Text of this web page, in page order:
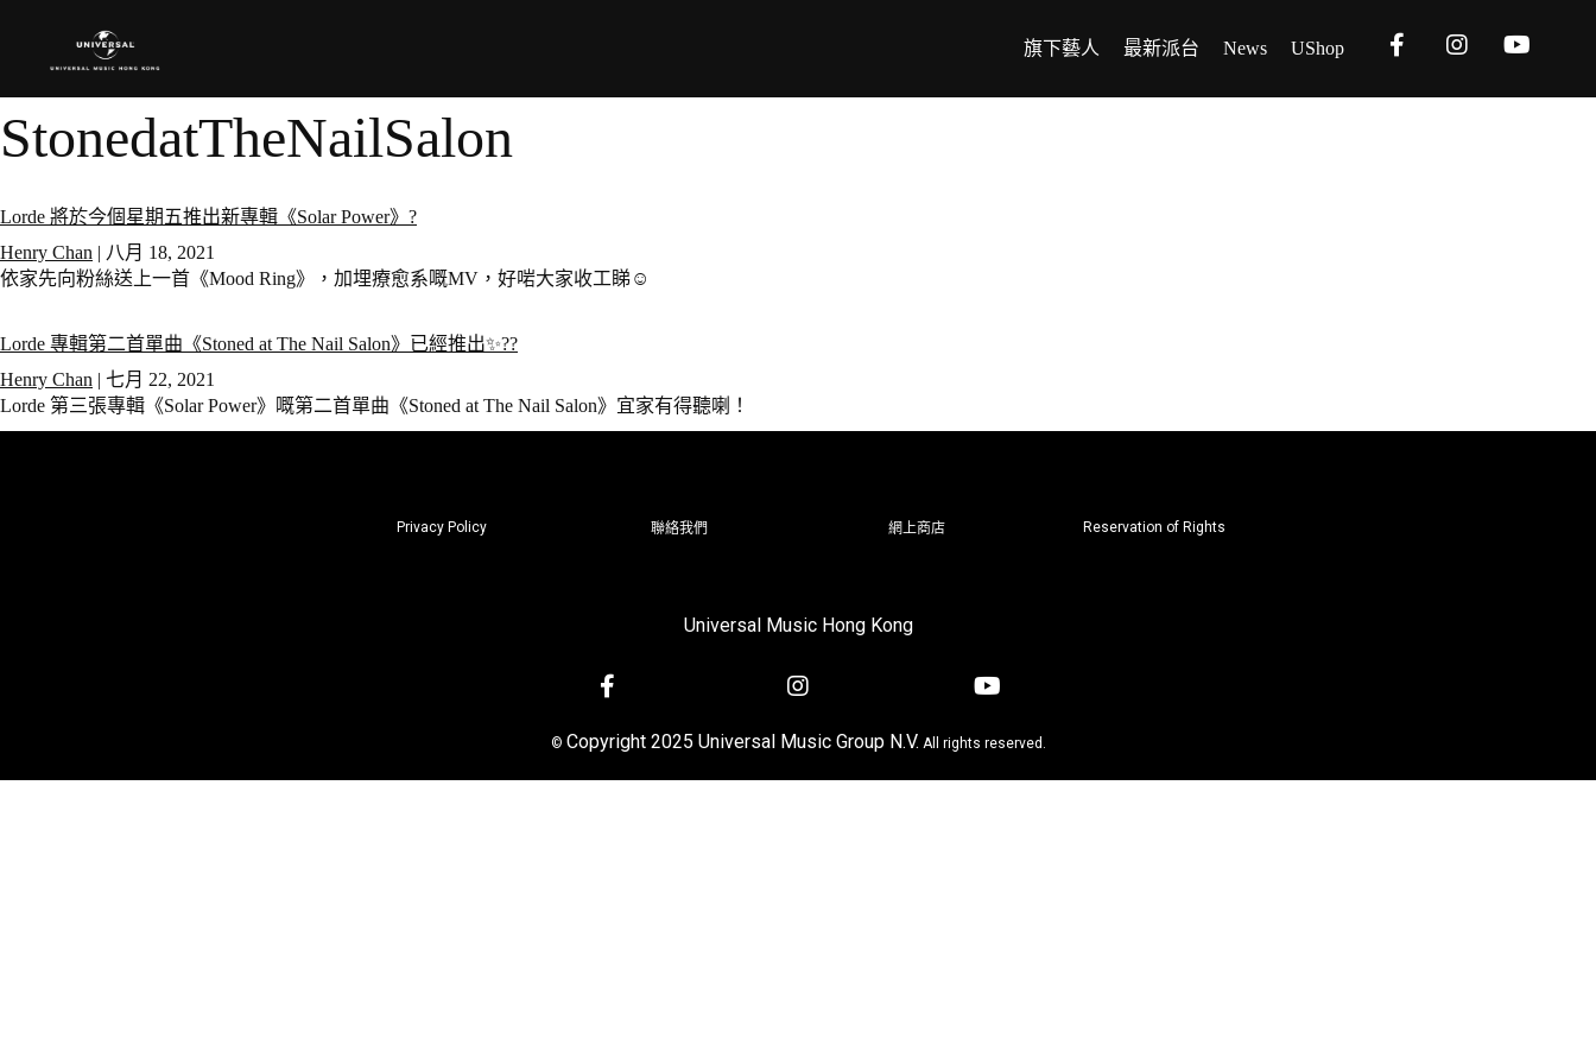
旗下藝人 最新派台 News UShop
StonedatTheNailSalon
Lorde 將於今個星期五推出新專輯《Solar Power》?
Henry Chan | 八月 18, 2021
依家先向粉絲送上一首《Mood Ring》，加埋療愈系嘅MV，好啱大家收工睇☺️
Lorde 專輯第二首單曲《Stoned at The Nail Salon》已經推出✨??
Henry Chan | 七月 22, 2021
Lorde 第三張專輯《Solar Power》嘅第二首單曲《Stoned at The Nail Salon》宜家有得聽喇！
Privacy Policy 聯絡我們 網上商店 Reservation of Rights
Universal Music Hong Kong
© Copyright 2025 Universal Music Group N.V. All rights reserved.